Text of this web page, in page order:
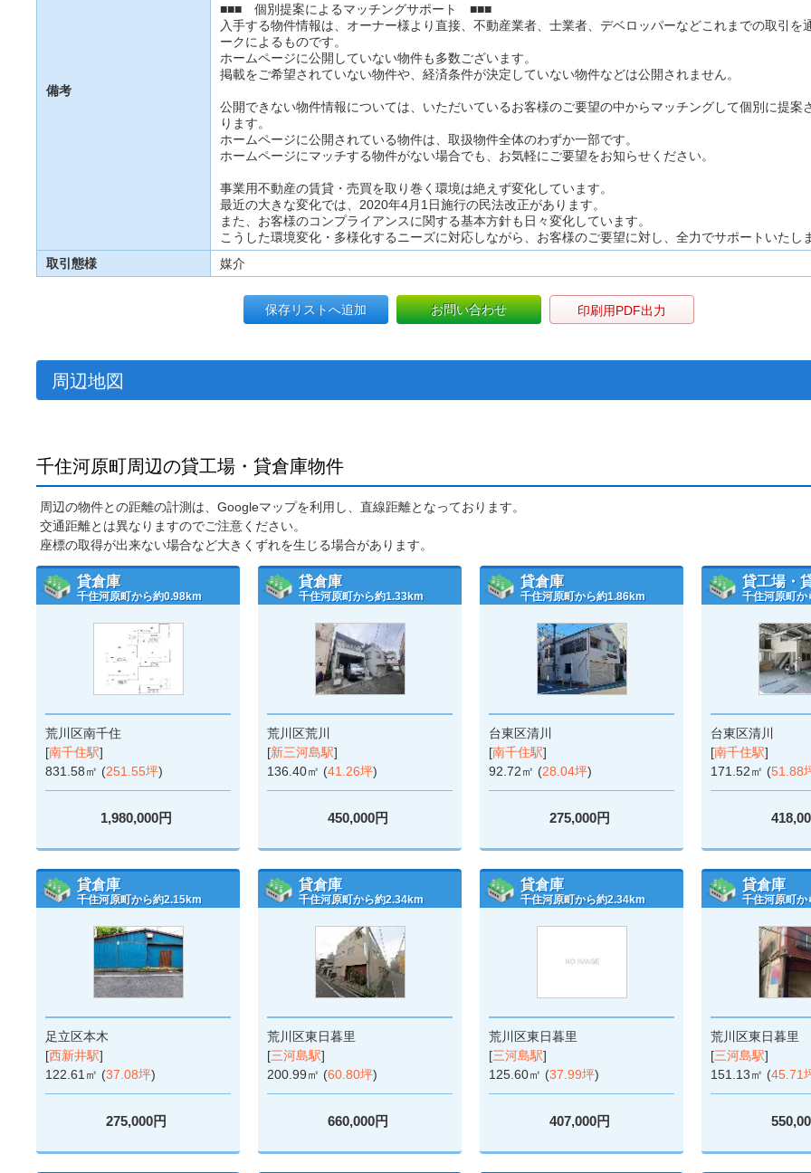
備考
■■■ 個別提案によるマッチングサポート ■■■
入手する物件情報は、オーナー様より直接、不動産業者、士業者、デベロッパーなどこれまでの取引を
ークによるものです。
ホームページに公開していない物件も多数ございます。
掲載をご希望されていない物件や、経済条件が決定していない物件などは公開されません。
公開できない物件情報については、いただいているお客様のご要望の中からマッチングして個別に提案
ります。
ホームページに公開されている物件は、取扱物件全体のわずか一部です。
ホームページにマッチする物件がない場合でも、お気軽にご要望をお知らせください。
事業用不動産の賃貸・売買を取り巻く環境は絶えず変化しています。
最近の大きな変化では、2020年4月1日施行の民法改正があります。
また、お客様のコンプライアンスに関する基本方針も日々変化しています。
こうした環境変化・多様化するニーズに対応しながら、お客様のご要望に対し、全力でサポートいたし
取引態様
媒介
保存リストへ追加 お問い合わせ 印刷用PDF出力
周辺地図
千住河原町周辺の貸工場・貸倉庫物件
周辺の物件との距離の計測は、Googleマップを利用し、直線距離となっております。
交通距離とは異なりますのでご注意ください。
座標の取得が出来ない場合など大きくずれを生じる場合があります。
貸倉庫
千住河原町から約0.98km
荒川区南千住
[南千住駅]
831.58㎡ (251.55坪)
1,980,000円
貸倉庫
千住河原町から約1.33km
荒川区荒川
[新三河島駅]
136.40㎡ (41.26坪)
450,000円
貸倉庫
千住河原町から約1.86km
台東区清川
[南千住駅]
92.72㎡ (28.04坪)
275,000円
貸工場・
千住河原町
台東区清川
[南千住駅]
171.52㎡ (51.88
貸倉庫
千住河原町から約2.15km
足立区本木
[西新井駅]
122.61㎡ (37.08坪)
275,000円
貸倉庫
千住河原町から約2.34km
荒川区東日暮里
[三河島駅]
200.99㎡ (60.80坪)
660,000円
貸倉庫
千住河原町から約2.34km
荒川区東日暮里
[三河島駅]
125.60㎡ (37.99坪)
407,000円
貸倉庫
千住河原町
荒川区東日暮里
[三河島駅]
151.13㎡ (45.71